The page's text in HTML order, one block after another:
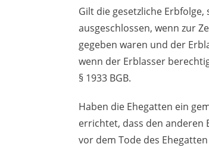
Gilt die gesetzliche
ausgeschlossen, wenn zur
gegeben waren und der
wenn der Erblasser
§ 1933 BGB.
Haben die Ehegatten ein
errichtet, dass den anderen
vor dem Tode des